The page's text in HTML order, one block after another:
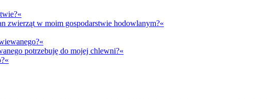
zwierząt w moim gospodarstwie hodowlanym?«
potrzebuję do mojej chlewni?«